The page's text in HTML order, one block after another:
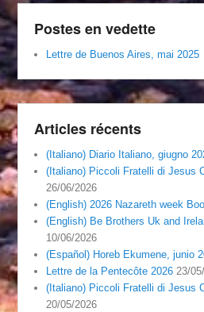
Postes en vedette
Lettre de Buenos Aires, mai 2025
Articles récents
(Italiano) Diario Italiano, giugno
(Italiano) Piccoli Fratelli di Jesus
26/06/2026
(English) 2026 Nazareth week
(English) Be Brothers Uk and
10/06/2026
(Español) Horeb Ekumene, junio
Lettre de la Pentecôte 2026 23/
(Italiano) Piccoli Fratelli di Jesus
20/05/2026